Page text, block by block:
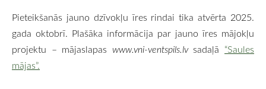
Pieteikšanās jauno dzīvokļu īres rindai tika atvērta 2025.
gada oktobrī. Plašāka informācija par jauno īres mājokļu
projektu – mājaslapas www.vni-ventspils.lvsadaļā “Saules
mājas”.